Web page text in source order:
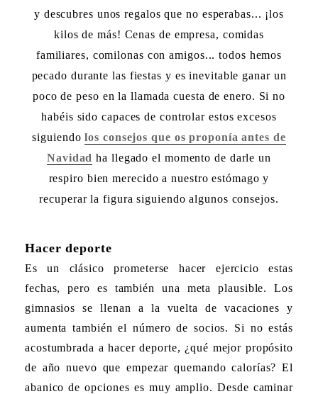
y descubres unos regalos que no esperabas... ¡los
kilos de más! Cenas de empresa, comidas
familiares, comilonas con amigos... todos hemos
pecado durante las fiestas y es inevitable ganar un
poco de peso en la llamada cuesta de enero. Si no
habéis sido capaces de controlar estos excesos
siguiendolos consejos que os proponía antes de
Navidad ha llegado el momento de darle un
respiro bien merecido a nuestro estómago y
recuperar la figura siguiendo algunos consejos.
Hacer deporte
Es un clásico prometerse hacer ejercicio estas
fechas, pero es también una meta plausible. Los
gimnasios se llenan a la vuelta de vacaciones y
aumenta también el número de socios. Si no estás
acostumbrada a hacer deporte, ¿qué mejor propósito
de año nuevo queempezar quemando calorías? El
abanico de opciones es muy amplio. Desde caminar